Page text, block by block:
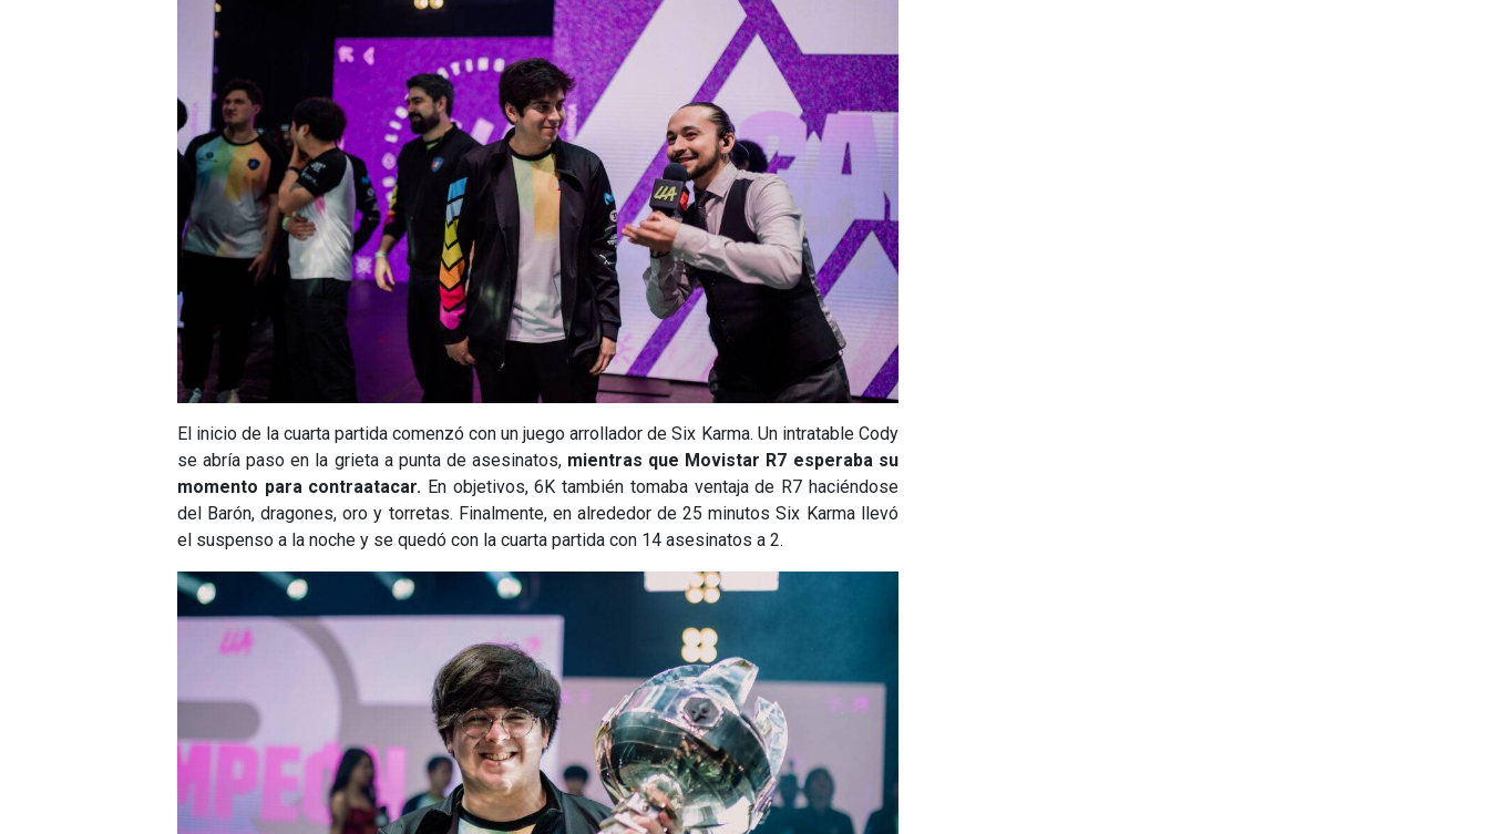
El inicio de la cuarta partida comenzó con un juego arrollador de Six Karma. Un intratable Cody
se abría paso en la grieta a punta de asesinatos, mientras que Movistar R7 esperaba su
momento para contraatacar. En objetivos, 6K también tomaba ventaja de R7 haciéndose
del Barón, dragones, oro y torretas. Finalmente, en alrededor de 25 minutos Six Karma llevó
el suspenso a la noche y se quedó con la cuarta partida con 14 asesinatos a 2.